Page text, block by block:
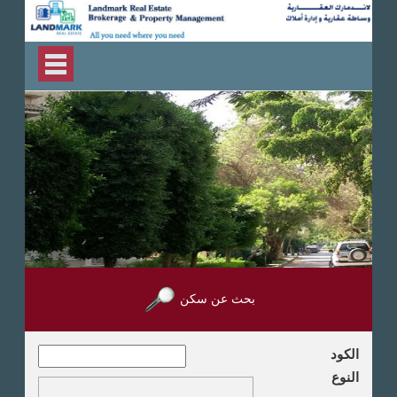
بحث عن سكن
الكود
النوع